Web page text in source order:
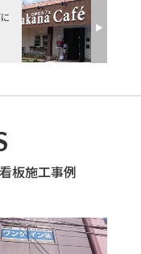
▶︎
板施工事例